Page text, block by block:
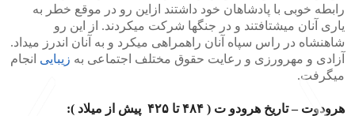
رابطه خوبی با پادشاهان خود داشتند ازاین رو در موقع خطر به
یاری آنان میشتافتند و در جنگها شرکت میکردند. از این رو
شاهنشاه در راس سپاه آنان راهمراهی میکرد و به آنان اندرز میداد.
آزادی و مهرورزی و رعایت حقوق مختلف اجتماعی به زیبایی انجام
میگرفت.
هرودوت – تاریخ هرودو ت ( ۴۸۴ تا ۴۲۵ پیش از میلاد ):